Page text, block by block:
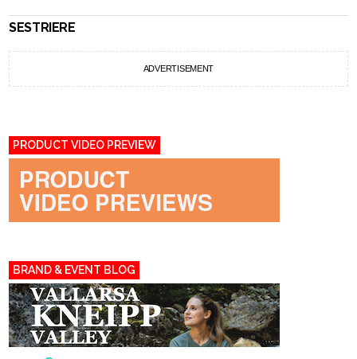
SESTRIERE
ADVERTISEMENT
PRODUCT VIDEO PREVIEW
BRAND & EVENT BLOG